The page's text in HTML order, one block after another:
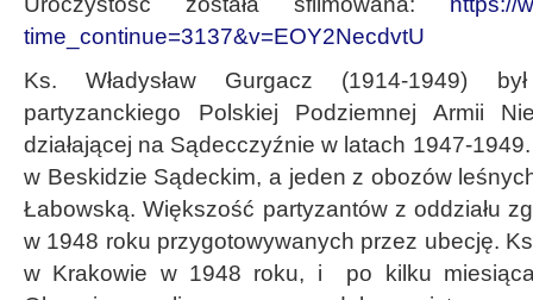
time_continue=3137&v=EOY2NecdvtU
Ks. Władysław Gurgacz (1914-1949)
partyzanckiego Polskiej Podziemnej Armii
działającej na Sądecczyźnie w latach 1947-
w Beskidzie Sądeckim, a jeden z obozów
Łabowską. Większość partyzantów z oddziału
w 1948 roku przygotowywanych przez ubecję.
w Krakowie w 1948 roku, i po kilku